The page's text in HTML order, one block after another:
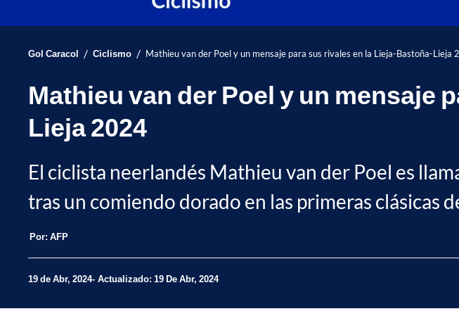
Gol Caracol / Ciclismo / Mathieu van der Poel y un mensaje para sus rivales en la Lieja-Bastoña-Lieja
Mathieu van der Poel y un mensaje
Lieja 2024
El ciclista neerlandés Mathieu van der Poel es
tras un comiendo dorado en las primeras clásicas
Por: AFP
19 de Abr, 2024 Actualizado: 19 De Abr, 2024